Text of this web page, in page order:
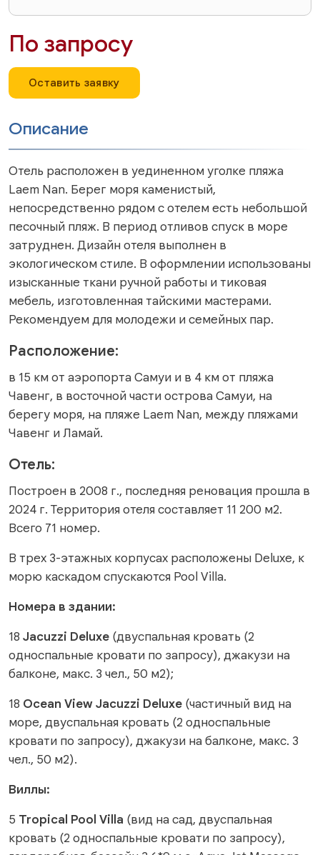
По запросу
Оставить заявку
Описание
Отель расположен в уединенном уголке пляжа
Laem Nan. Берег моря каменистый,
непосредственно рядом с отелем есть небольшой
песочный пляж. В период отливов спуск в море
затруднен. Дизайн отеля выполнен в
экологическом стиле. В оформлении использованы
изысканные ткани ручной работы и тиковая
мебель, изготовленная тайскими мастерами.
Рекомендуем для молодежи и семейных пар.
Расположение:
в 15 км от аэропорта Самуи и в 4 км от пляжа
Чавенг, в восточной части острова Самуи, на
берегу моря, на пляже Laem Nan, между пляжами
Чавенг и Ламай.
Отель:
Построен в 2008 г., последняя реновация прошла в
2024 г. Территория отеля составляет 11 200 м2.
Всего 71 номер.
В трех 3-этажных корпусах расположены Deluxe, к
морю каскадом спускаются Pool Villa.
Номера в здании:
18 Jacuzzi Deluxe (двуспальная кровать (2
односпальные кровати по запросу), джакузи на
балконе, макс. 3 чел., 50 м2);
18 Ocean View Jacuzzi Deluxe (частичный вид на
море, двуспальная кровать (2 односпальные
кровати по запросу), джакузи на балконе, макс. 3
чел., 50 м2).
Виллы:
5 Tropical Pool Villa (вид на сад, двуспальная
кровать (2 односпальные кровати по запросу),